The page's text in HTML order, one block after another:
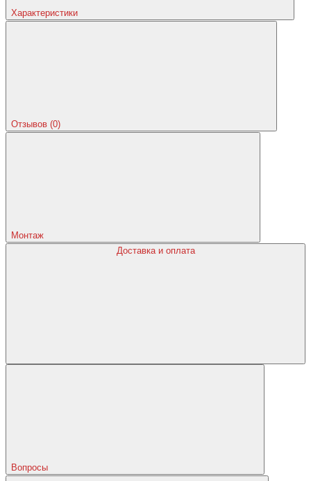
Характеристики
Отзывов (0)
Монтаж
Доставка и оплата
Вопросы